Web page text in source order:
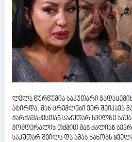
ლელა წურწუმია საკუთარი
ატირდა, მან ცრემლები ვერ შეიკავა
ქარქაშაძესთან საკუთარ სვილზე
მომღერალის თქმით მან ძალიან
საკუთარ შვილს და ამას ნანობს